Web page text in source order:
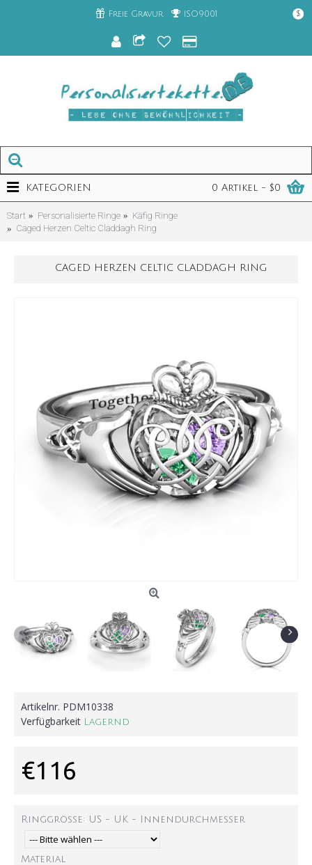
Freie Gravur ISO9001 $
0 Artikel - $0
KATEGORIEN
Start Personalisierte Ringe
Käfig Ringe
Caged Herzen Celtic Claddagh Ring
CAGED HERZEN CELTIC CLADDAGH RING
Artikelnr. PDM10338
Verfügbarkeit
Lagernd
€116
Ringgröße: US - UK - Innendurchmesser
Material